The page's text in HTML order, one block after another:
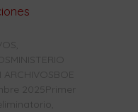
ARCHIVOSBOE
2025Primer